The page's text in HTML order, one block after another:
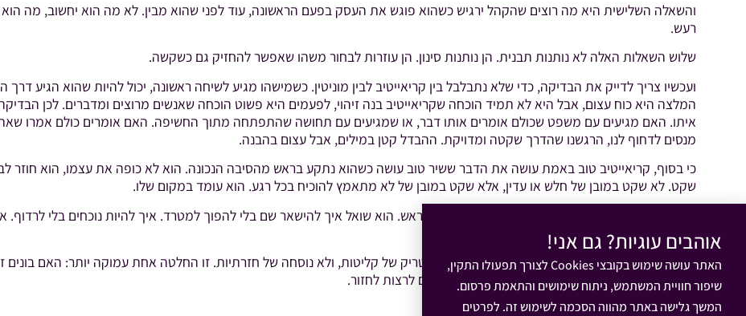
והשאלה השלישית היא מה רוצים שהקהל ירגיש כשהוא פוגש את העסק בפעם הראשונה, עוד לפני שהוא מבין. לא מה הוא יחשוב, מה הוא
רעש.
שלוש השאלות האלה לא נותנות תבנית. הן נותנות סינון. הן עוזרות לבחור משהו שאפשר להחזיק גם כשקשה.
ועכשיו צריך לדייק את הבדיקה, כדי שלא נתבלבל בין קריאייטיב לבין מוניטין. כשמישהו מגיע לשיחה ראשונה, יכול להיות שהוא הגיע דרך
המלצה היא כוח עצום, אבל היא לא תמיד הוכחה שקריאייטיב בנה זיהוי, לפעמים היא פשוט הוכחה שאנשים מרוצים ומדברים. לכן
איתו. האם מגיעים עם משפט שכולם אומרים אותו דבר, או שמגיעים עם תחושה שהתפתחה מתוך החשיפה. האם אומרים כולם אמרו
מנסים לדחוף לנו, הרגשנו שהדרך שקטה ומדויקת. ההבדל קטן במילים, אבל עצום בהבנה.
כי בסוף, קריאייטיב טוב באמת עושה את הדבר ששיר טוב עושה כשהוא נתקע בראש מהסיבה הנכונה. הוא לא כופה את עצמו, הוא חוזר
שקט. לא שקט במובן של חלש או עדין, אלא שקט במובן של לא מתאמץ להוכיח בכל רגע. הוא עומד במקום שלו.
וזו הסיבה ששיווק שבונה עסק לא שואל איך להיתקע בראש. הוא שואל איך להישאר שם בלי להפוך למטרד. איך להיות נוכחים בלי
עליו מחיר, ואז באמת לא לוותר עליו.
אם יש דבר אחד שכדאי לקחת מהמאמר הזה, זה לא טריק של קליטות, ולא נוסחה של חזרתיות. זו החלטה אחת עמוקה יותר: האם בונים
יכולים להיתקע בראש. אבל רק אחד מהם גורם לאנשים לרצות לחזור.
אוהבים עוגיות? גם אני!
האתר עושה שימוש בקובצי Cookies לצורך תפעולו התקין,
שיפור חוויית המשתמש, ניתוח שימושים והתאמת פרסום.
המשך גלישה באתר מהווה הסכמה לשימוש זה. לפרטים